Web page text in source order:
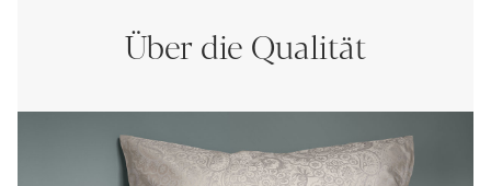
Über die Qualität